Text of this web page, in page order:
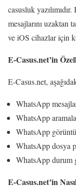
casusluk
mesajlarını uzaktan
ve iOS cihazlar için
E-Casus.net’in
E-Casus.net,
WhatsApp
WhatsApp
WhatsApp
WhatsApp dosya
WhatsApp durum
E-Casus.net’in